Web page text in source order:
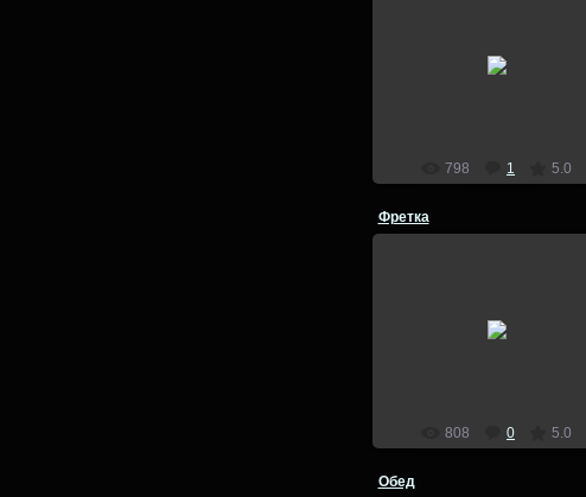
Питерская белка
798 1 5.0
Фретка
фретка, хорек
808 0 5.0
Обед